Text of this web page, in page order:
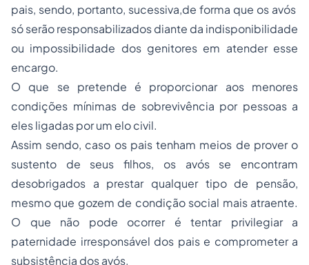
só serão responsabilizados diante da indisponibilidade
ou impossibilidade dos genitores em atender esse
O que se pretende é proporcionar aos menores
condições mínimas de sobrevivência por pessoas a
eles ligadas por um elo civil.
Assim sendo, caso os pais tenham meios de prover o
sustento de seus filhos, os avós se encontram
desobrigados a prestar qualquer tipo de pensão,
mesmo que gozem de condição social mais atraente.
O que não pode ocorrer é tentar privilegiar a
paternidade irresponsável dos pais e comprometer a
subsistência dos avós.